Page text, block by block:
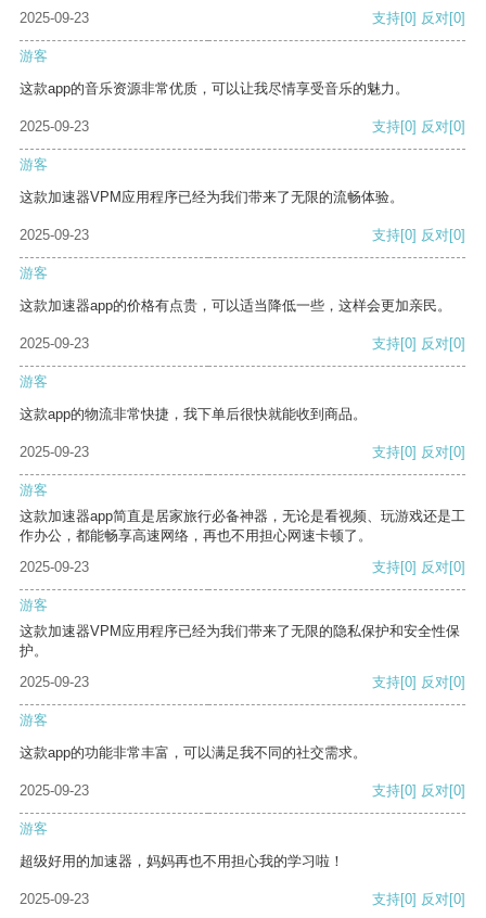
2025-09-23
支持[0] 反对[0]
游客
这款app的音乐资源非常优质，可以让我尽情享受音乐的魅力。
2025-09-23 支持[0] 反对[0]
游客
这款加速器VPM应用程序已经为我们带来了无限的流畅体验。
2025-09-23 支持[0] 反对[0]
游客
这款加速器app的价格有点贵，可以适当降低一些，这样会更加亲民。
2025-09-23 支持[0] 反对[0]
游客
这款app的物流非常快捷，我下单后很快就能收到商品。
2025-09-23 支持[0] 反对[0]
游客
这款加速器app简直是居家旅行必备神器，无论是看视频、玩游戏还是工
作办公，都能畅享高速网络，再也不用担心网速卡顿了。
2025-09-23
支持[0] 反对[0]
游客
这款加速器VPM应用程序已经为我们带来了无限的隐私保护和安全性保
护。
2025-09-23
支持[0] 反对[0]
游客
这款app的功能非常丰富，可以满足我不同的社交需求。
2025-09-23 支持[0] 反对[0]
游客
超级好用的加速器，妈妈再也不用担心我的学习啦！
2025-09-23 支持[0] 反对[0]